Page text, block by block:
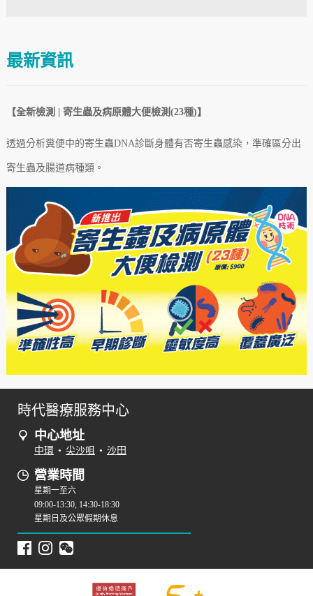
最新資訊
【全新檢測 | 寄生蟲及病原體大便檢測(23種)】
透過分析糞便中的寄生蟲DNA診斷身體有否寄生蟲感染，準確區分出
寄生蟲及腸道病種類 。
時代醫療服務中心
中心地址
中環 • 尖沙咀 • 沙田
營業時間
星期一至六
09:00-13:30, 14:30-18:30
星期日及公眾假期休息